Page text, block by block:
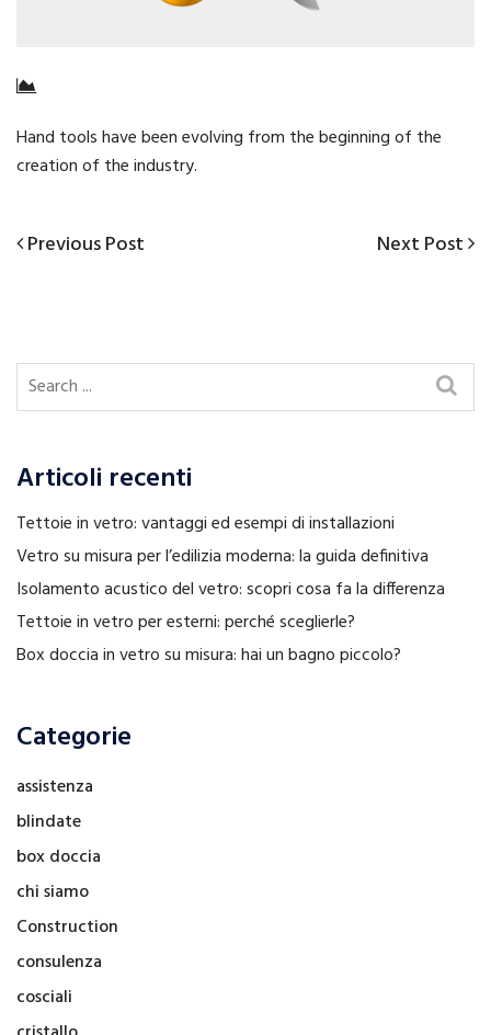
Hand tools have been evolving from the beginning of the
creation of the industry.
Navigazione
Previous
Previous Post
Next
Next Post
Articoli recenti
Tettoie in vetro: vantaggi ed esempi di installazioni
Vetro su misura per l’edilizia moderna: la guida definitiva
Isolamento acustico del vetro: scopri cosa fa la differenza
Tettoie in vetro per esterni: perché sceglierle?
Box doccia in vetro su misura: hai un bagno piccolo?
Categorie
assistenza
blindate
box doccia
chi siamo
Construction
consulenza
cosciali